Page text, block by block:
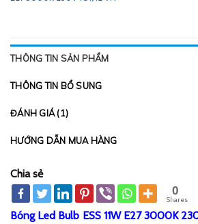
THÔNG TIN SẢN PHẨM
THÔNG TIN BỔ SUNG
ĐÁNH GIÁ (1)
HƯỚNG DẪN MUA HÀNG
Chia sẻ
0
Shares
Bóng Led Bulb ESS 11W E27 3000K